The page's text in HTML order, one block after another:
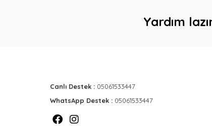
Yardım
Canlı Destek : 05061533447
WhatsApp Destek : 05061533447